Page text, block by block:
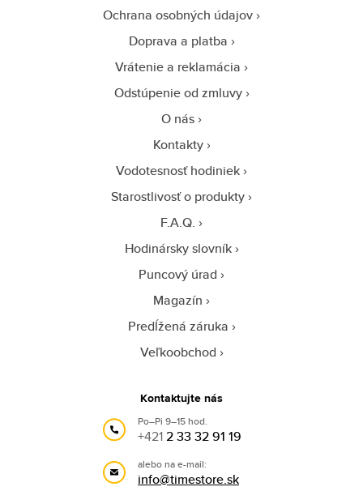
Ochrana osobných údajov
Doprava a platba
Vrátenie a reklamácia
Odstúpenie od zmluvy
O nás
Kontakty
Vodotesnosť hodiniek
Starostlivosť o produkty
F.A.Q.
Hodinársky slovník
Puncový úrad
Magazín
Predĺžená záruka
Veľkoobchod
Kontaktujte nás
Po–Pi 9–15 hod.
+4212 33 32 91 19
alebo na e-mail:
info@timestore.sk